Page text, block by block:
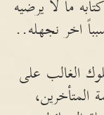
ما لا يرضيه
اخر نجهله..
الغالب على
المتأخرين،